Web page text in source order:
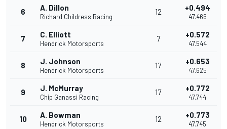
6 A. Dillon
Richard Childress Racing
12 +0.494
47.466
7 C. Elliott
Hendrick Motorsports
7 +0.572
47.544
8 J. Johnson
Hendrick Motorsports
17 +0.653
47.625
9 J. McMurray
Chip Ganassi Racing
17 +0.772
47.744
10 A. Bowman
Hendrick Motorsports
12 +0.773
47.745